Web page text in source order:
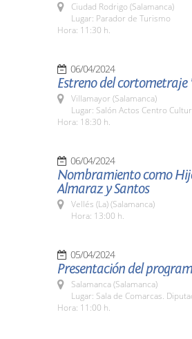
Ciudad Rodrigo (Salamanca)
Lugar: Parador de Turismo
Hora: 11:30 h.
06/04/2024
Estreno del cortometraje
Villamayor (Salamanca)
Lugar: Salón Actos Centro
Hora: 18:30 h.
06/04/2024
Nombramiento como
Almaraz y Santos
Vellés (La) (Salamanca)
Hora: 13:00 h.
05/04/2024
Presentación del
Salamanca (Salamanca)
Lugar: Sala de Comarcas.
Hora: 11:00 h.